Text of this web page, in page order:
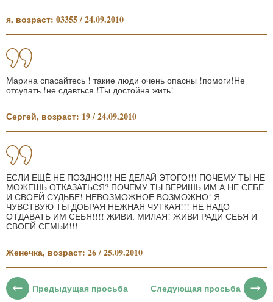
я, возраст: 03355 / 24.09.2010
Марина спасайтесь ! такие люди очень опасны !помоги!Не
отсупать !не сдавться !Ты достойна жить!
Сергей, возраст: 19 / 24.09.2010
ЕСЛИ ЕЩЁ НЕ ПОЗДНО!!! НЕ ДЕЛАЙ ЭТОГО!!! ПОЧЕМУ ТЫ НЕ
МОЖЕШЬ ОТКАЗАТЬСЯ? ПОЧЕМУ ТЫ ВЕРИШЬ ИМ А НЕ СЕБЕ
И СВОЕЙ СУДЬБЕ! НЕВОЗМОЖНОЕ ВОЗМОЖНО! Я
ЧУВСТВУЮ ТЫ ДОБРАЯ НЕЖНАЯ ЧУТКАЯ!!! НЕ НАДО
ОТДАВАТЬ ИМ СЕБЯ!!!! ЖИВИ, МИЛАЯ! ЖИВИ РАДИ СЕБЯ И
СВОЕЙ СЕМЬИ!!!
Женечка, возраст: 26 / 25.09.2010
Предыдущая просьба Следующая просьба